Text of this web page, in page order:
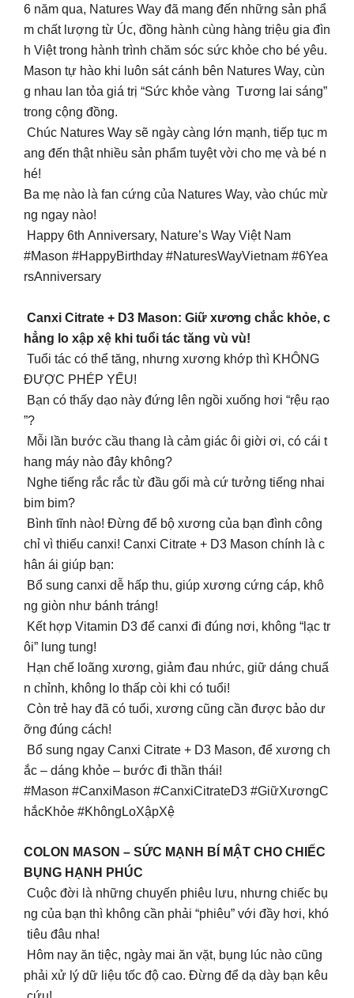
6 năm qua, Natures Way đã mang đến những sản phẩ
m chất lượng từ Úc, đồng hành cùng hàng triệu gia đìn
h Việt trong hành trình chăm sóc sức khỏe cho bé yêu.
Mason tự hào khi luôn sát cánh bên Natures Way, cùn
g nhau lan tỏa giá trị “Sức khỏe vàng Tương lai sáng”
trong cộng đồng.
Chúc Natures Way sẽ ngày càng lớn mạnh, tiếp tục m
ang đến thật nhiều sản phẩm tuyệt vời cho mẹ và bé n
hé!
Ba mẹ nào là fan cứng của Natures Way, vào chúc mừ
ng ngay nào!
Happy 6th Anniversary, Nature’s Way Việt Nam
#Mason #HappyBirthday #NaturesWayVietnam #6Yea
rsAnniversary
Canxi Citrate + D3 Mason: Giữ xương chắc khỏe, c
hẳng lo xập xệ khi tuổi tác tăng vù vù!
Tuổi tác có thể tăng, nhưng xương khớp thì KHÔNG
ĐƯỢC PHÉP YẾU!
Bạn có thấy dạo này đứng lên ngồi xuống hơi “rệu rạo
”?
Mỗi lần bước cầu thang là cảm giác ôi giời ơi, có cái t
hang máy nào đây không?
Nghe tiếng rắc rắc từ đầu gối mà cứ tưởng tiếng nhai
bim bim?
Bình tĩnh nào! Đừng để bộ xương của bạn đình công
chỉ vì thiếu canxi! Canxi Citrate + D3 Mason chính là c
hân ái giúp bạn:
Bổ sung canxi dễ hấp thu, giúp xương cứng cáp, khô
ng giòn như bánh tráng!
Kết hợp Vitamin D3 để canxi đi đúng nơi, không “lạc tr
ôi” lung tung!
Hạn chế loãng xương, giảm đau nhức, giữ dáng chuẩ
n chỉnh, không lo thấp còi khi có tuổi!
Còn trẻ hay đã có tuổi, xương cũng cần được bảo dư
ỡng đúng cách!
Bổ sung ngay Canxi Citrate + D3 Mason, để xương ch
ắc – dáng khỏe – bước đi thần thái!
#Mason #CanxiMason #CanxiCitrateD3 #GiữXươngC
hắcKhỏe #KhôngLoXậpXệ
COLON MASON – SỨC MẠNH BÍ MẬT CHO CHIẾC
BỤNG HẠNH PHÚC
Cuộc đời là những chuyến phiêu lưu, nhưng chiếc bụ
ng của bạn thì không cần phải “phiêu” với đầy hơi, khó
tiêu đâu nha!
Hôm nay ăn tiệc, ngày mai ăn vặt, bụng lúc nào cũng
phải xử lý dữ liệu tốc độ cao. Đừng để dạ dày bạn kêu